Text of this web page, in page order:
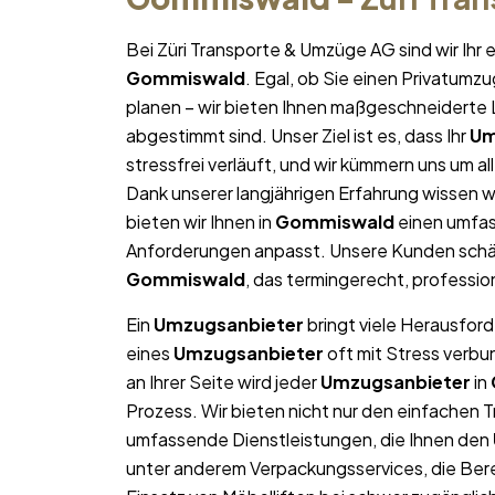
Bei Züri Transporte & Umzüge AG sind wir
Gommiswald. Egal, ob Sie einen
planen – wir bieten Ihnen
abgestimmt sind. Unser Ziel ist es, dass Ihr
stressfrei verläuft, und wir kümmern uns um
Dank unserer langjährigen Erfahrung wissen
bieten wir Ihnen in Gommiswaldeinen
Anforderungen anpasst. Unsere Kunden
Gommiswald, das termingerecht,
Ein Umzugsanbieterbringt viele
eines Umzugsanbieteroft mit Stress
an Ihrer Seite wird jederUmzugsanbieterin
Prozess. Wir bieten nicht nur den einfachen
umfassende Dienstleistungen, die Ihnen den
unter anderem Verpackungsservices, die